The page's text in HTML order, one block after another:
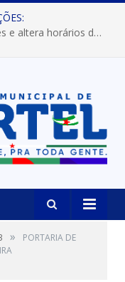
Prefeitura de Portel prorroga inscrições e altera horários dos concursos “Musa” e “Miss Mix Verão 2026”
»
PORTARIA DE